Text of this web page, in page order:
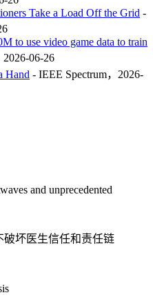
Take a Load Off the Grid -
to use video game data to train
2026-06-26
Hand - IEEE Spectrum，2026-
and unprecedented
坏医生信任和责任链